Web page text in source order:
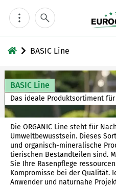
Skip
content
BASIC Line
BASIC Line
Das ideale Produktsortiment für
Die ORGANIC Line steht für
Umweltbewusstsein. Dieses
und organisch-mineralische
tierischen Bestandteilen sind.
Sie Ihre Rasenpflege
Kompromisse bei der Qualität.
Anwender und naturnahe